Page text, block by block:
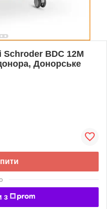
Schroder BDC 12M
Донорське
з